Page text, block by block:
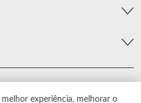
experiência, melhorar o